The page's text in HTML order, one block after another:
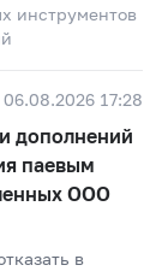
инструментов
06.08.2026 17:28
дополнений
паевым
ООО
в